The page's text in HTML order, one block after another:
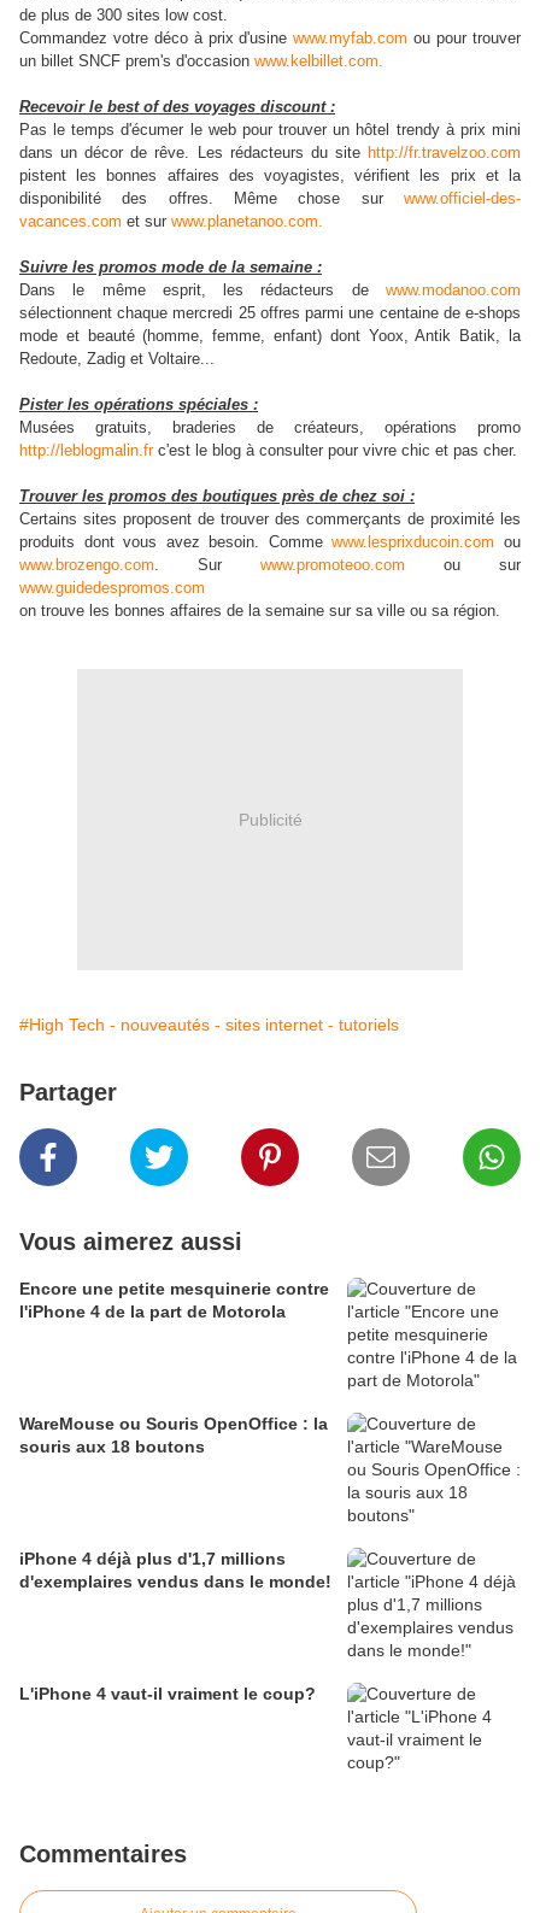
de plus de 300 sites low cost.
Commandez votre déco à prix d'usinewww.myfab.com ou pour trouver
un billet SNCF prem's d'occasion www.kelbillet.com.
Recevoir le best of des voyages discount :
Pas le temps d'écumer le web pour trouver un hôtel trendy à prix mini
dans un décor de rêve. Les rédacteurs du site http://fr.travelzoo.com
pistent les bonnes affaires des voyagistes, vérifient les prix et la
disponibilité des offres. Même chose sur www.officiel-des-
vacances.com et sur www.planetanoo.com.
Suivre les promos mode de la semaine :
Dans le même esprit, les rédacteurs de www.modanoo.com
sélectionnent chaque mercredi 25 offres parmi une centaine de e-shops
mode et beauté (homme, femme, enfant) dont Yoox, Antik Batik, la
Redoute, Zadig et Voltaire...
Pister les opérations spéciales :
Musées gratuits, braderies de créateurs, opérations promo
http://leblogmalin.frc'est le blog à consulter pour vivre chic et pas cher.
Trouver les promos des boutiques près de chez soi :
Certains sites proposent de trouver des commerçants de proximité les
produits dont vous avez besoin. Commewww.lesprixducoin.com ou
www.brozengo.com. Sur www.promoteoo.com ou sur
www.guidedespromos.com
on trouve les bonnes affaires de la semaine sur sa ville ou sa région.
Publicité
#High Tech - nouveautés - sites internet - tutoriels
Partager
Vous aimerez aussi
Encore une petite mesquinerie contre
l'iPhone 4 de la part de Motorola
WareMouse ou Souris OpenOffice : la
souris aux 18 boutons
iPhone 4 déjà plus d'1,7 millions
d'exemplaires vendus dans le monde!
L'iPhone 4 vaut-il vraiment le coup?
Commentaires